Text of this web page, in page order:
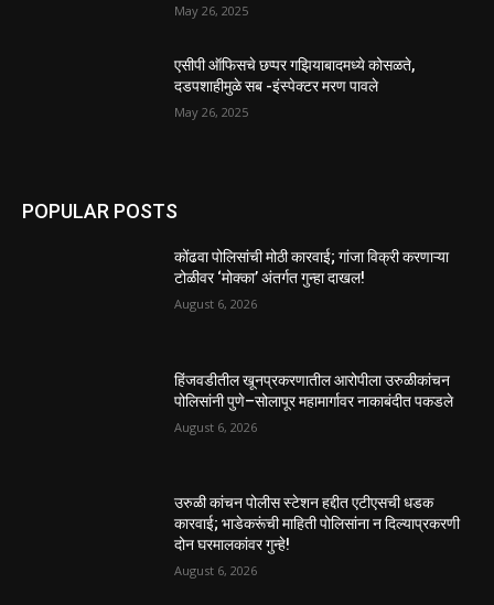
May 26, 2025
एसीपी ऑफिसचे छप्पर गझियाबादमध्ये कोसळते,
दडपशाहीमुळे सब -इंस्पेक्टर मरण पावले
May 26, 2025
POPULAR POSTS
कोंढवा पोलिसांची मोठी कारवाई; गांजा विक्री करणाऱ्या
टोळीवर ‘मोक्का’ अंतर्गत गुन्हा दाखल!
August 6, 2026
हिंजवडीतील खूनप्रकरणातील आरोपीला उरुळीकांचन
पोलिसांनी पुणे–सोलापूर महामार्गावर नाकाबंदीत पकडले
August 6, 2026
उरुळी कांचन पोलीस स्टेशन हद्दीत एटीएसची धडक
कारवाई; भाडेकरूंची माहिती पोलिसांना न दिल्याप्रकरणी
दोन घरमालकांवर गुन्हे!
August 6, 2026